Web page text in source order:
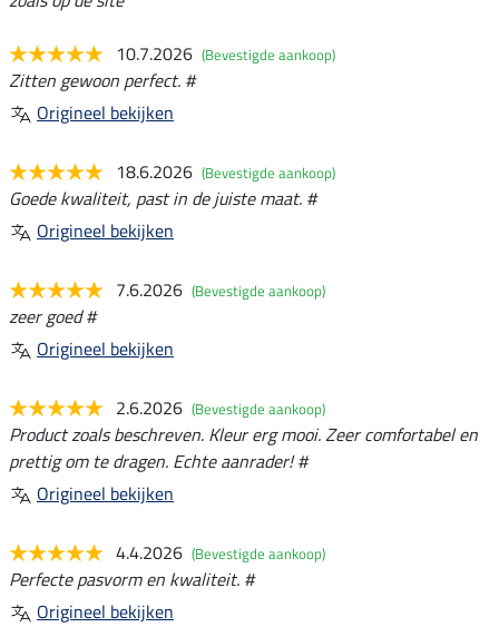
10.7.2026 (Bevestigde aankoop)
Zitten gewoon perfect. #
Origineel bekijken
18.6.2026 (Bevestigde aankoop)
Goede kwaliteit, past in de juiste maat. #
Origineel bekijken
7.6.2026 (Bevestigde aankoop)
zeer goed #
Origineel bekijken
2.6.2026 (Bevestigde aankoop)
Product zoals beschreven. Kleur erg mooi. Zeer comfortabel en
prettig om te dragen. Echte aanrader! #
Origineel bekijken
4.4.2026 (Bevestigde aankoop)
Perfecte pasvorm en kwaliteit. #
Origineel bekijken